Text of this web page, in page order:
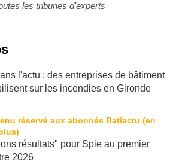
les tribunes d'experts
l'actu : des entreprises de bâtiment
sur les incendies en Gironde
résultats" pour Spie au premier
2026